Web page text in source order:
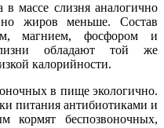
массе слизня аналогично
жиров меньше. Состав
магнием, фосфором и
обладают той же
калорийности.
в пище экологично.
питания антибиотиками и
кормят беспозвоночных,